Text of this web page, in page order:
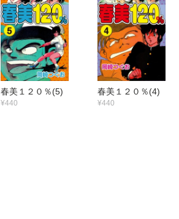
春美１２０％(5)
¥440
春美１２０％(4)
¥440